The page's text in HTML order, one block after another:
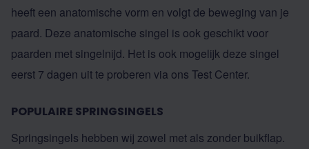
heeft een anatomische vorm en volgt de beweging van je
paard. Deze anatomische singel is ook geschikt voor
paarden met singelnijd. Het is ook mogelijk deze singel
eerst 7 dagen uit te proberen via ons Test Center.
POPULAIRE SPRINGSINGELS
Springsingels hebben wij zowel met als zonder buikflap.